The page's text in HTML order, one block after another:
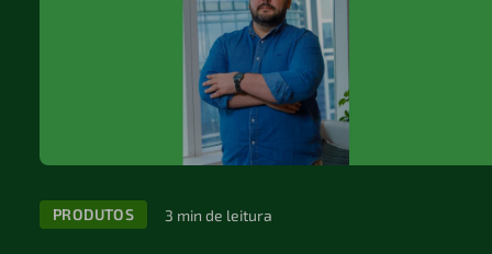
PRODUTOS 3 min de leitura